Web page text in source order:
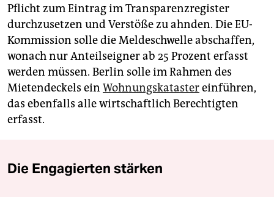
Pflicht zum Eintrag im Transparenzregister
durchzusetzen und Verstöße zu ahnden. Die EU-
Kommission solle die Meldeschwelle abschaffen,
wonach nur Anteilseigner ab 25 Prozent erfasst
werden müssen. Berlin solle im Rahmen des
Mietendeckels ein Wohnungskatastereinführen,
das ebenfalls alle wirtschaftlich Berechtigten
erfasst.
Die Engagierten stärken